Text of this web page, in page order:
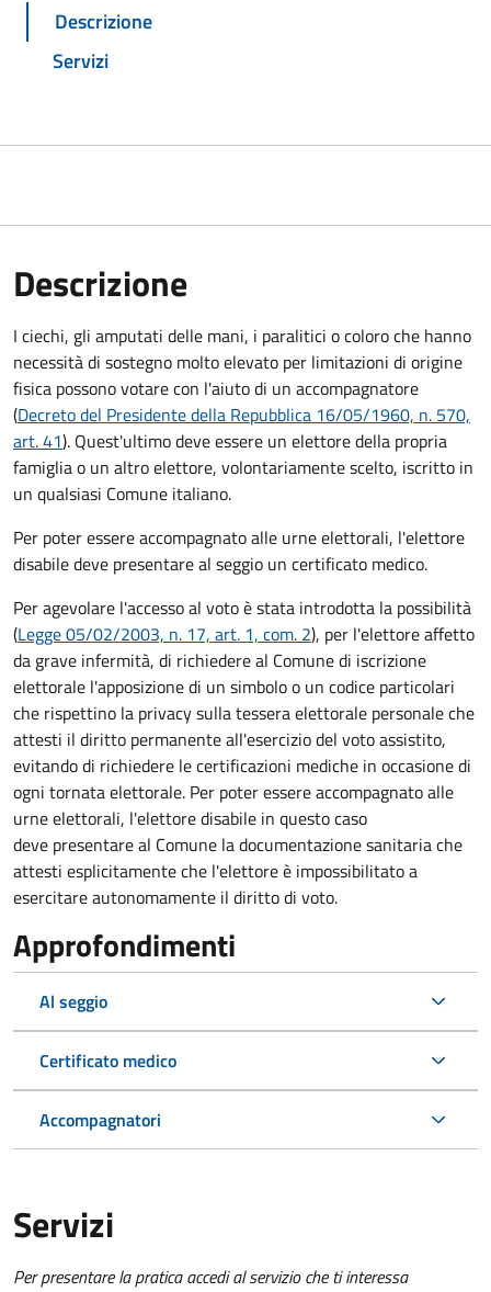
Descrizione
Servizi
Descrizione
I ciechi, gli amputati delle mani, i paralitici o coloro che hanno
necessità di sostegno molto elevato per limitazioni di origine
fisica possono votare con l'aiuto di un accompagnatore
(Decreto del Presidente della Repubblica 16/05/1960, n. 570,
art. 41). Quest'ultimo deve essere un elettore della propria
famiglia o un altro elettore, volontariamente scelto, iscritto in
un qualsiasi Comune italiano.
Per poter essere accompagnato alle urne elettorali, l'elettore
disabile deve presentare al seggio un certificato medico.
Per agevolare l'accesso al voto è stata introdotta la possibilità
(Legge 05/02/2003, n. 17, art. 1, com. 2), per l'elettore affetto
da grave infermità, di richiedere al Comune di iscrizione
elettorale l'apposizione di un simbolo o un codice particolari
che rispettino la privacy sulla tessera elettorale personale che
attesti il diritto permanente all'esercizio del voto assistito,
evitando di richiedere le certificazioni mediche in occasione di
ogni tornata elettorale. Per poter essere accompagnato alle
urne elettorali, l'elettore disabile in questo caso
deve presentare al Comune la documentazione sanitaria che
attesti esplicitamente che l'elettore è impossibilitato a
esercitare autonomamente il diritto di voto.
Approfondimenti
Al seggio
Certificato medico
Accompagnatori
Servizi
Per presentare la pratica accedi al servizio che ti interessa